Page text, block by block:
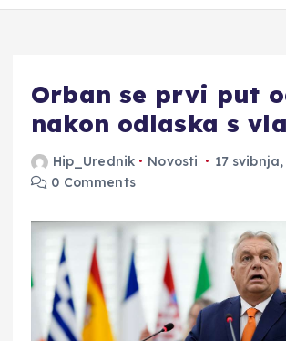
Orban se prvi put
nakon odlaska s
Hip_Urednik Novosti
17
0 Comments